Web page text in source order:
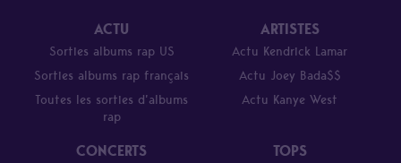
ACTU
Sorties albums rap US
Sorties albums rap français
Toutes les sorties d’albums
rap
ARTISTES
Actu Kendrick Lamar
Actu Joey Bada$$
Actu Kanye West
CONCERTS TOPS